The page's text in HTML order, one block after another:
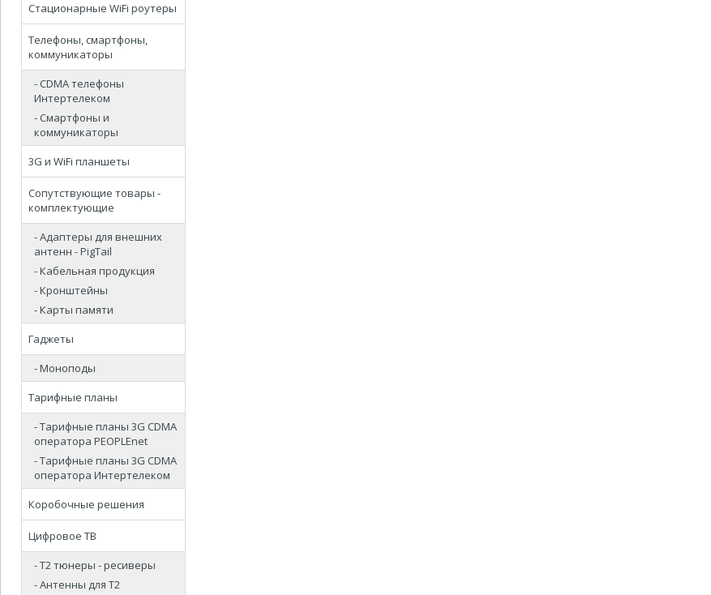
Стационарные WiFi роутеры
Телефоны, смартфоны,
коммуникаторы
- CDMA телефоны
Интертелеком
- Смартфоны и
коммуникаторы
3G и WiFi планшеты
Сопутствующие товары -
комплектующие
- Адаптеры для внешних
антенн - PigTail
- Кабельная продукция
- Кронштейны
- Карты памяти
Гаджеты
- Моноподы
Тарифные планы
- Тарифные планы 3G CDMA
оператора PEOPLEnet
- Тарифные планы 3G CDMA
оператора Интертелеком
Коробочные решения
Цифровое ТВ
- Т2 тюнеры - ресиверы
- Антенны для Т2